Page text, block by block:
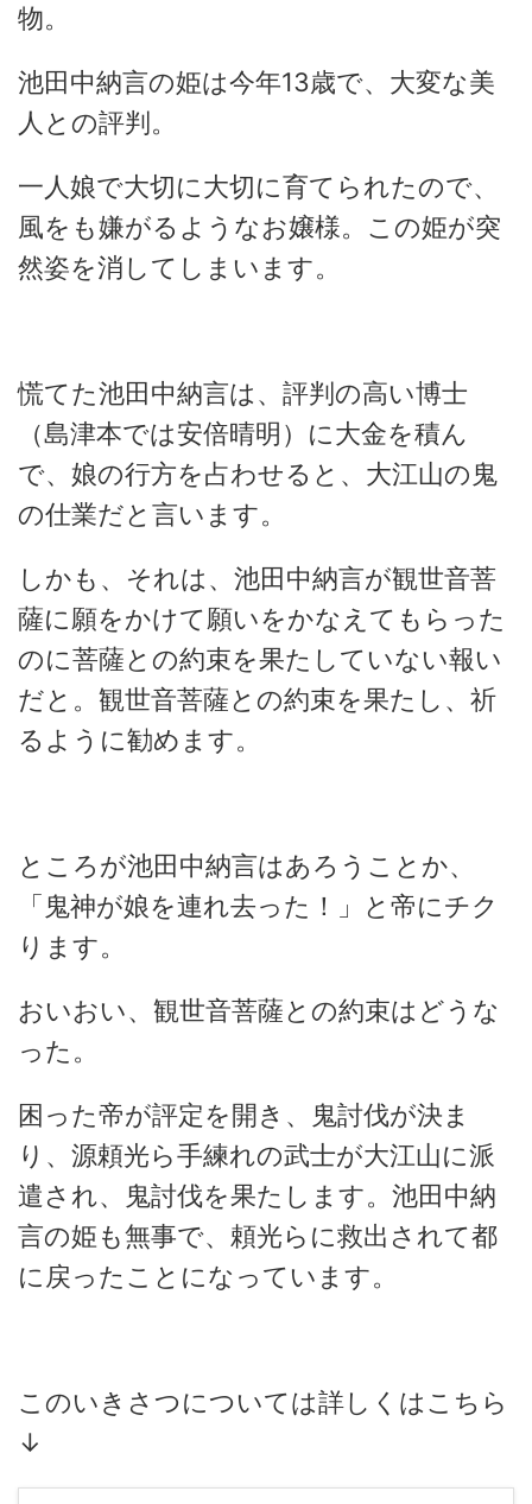
物。
池田中納言の姫は今年13歳で、大変な美
人との評判。
一人娘で大切に大切に育てられたので、
風をも嫌がるようなお嬢様。この姫が突
然姿を消してしまいます。
慌てた池田中納言は、評判の高い博士
（島津本では安倍晴明）に大金を積ん
で、娘の行方を占わせると、大江山の鬼
の仕業だと言います。
しかも、それは、池田中納言が観世音菩
薩に願をかけて願いをかなえてもらった
のに菩薩との約束を果たしていない報い
だと。観世音菩薩との約束を果たし、祈
るように勧めます。
ところが池田中納言はあろうことか、
「鬼神が娘を連れ去った！」と帝にチク
ります。
おいおい、観世音菩薩との約束はどうな
った。
困った帝が評定を開き、鬼討伐が決ま
り、源頼光ら手練れの武士が大江山に派
遣され、鬼討伐を果たします。池田中納
言の姫も無事で、頼光らに救出されて都
に戻ったことになっています。
このいきさつについては詳しくはこちら
↓